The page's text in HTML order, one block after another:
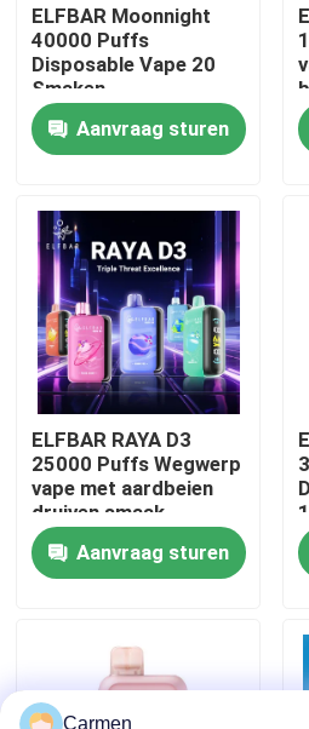
Thuis
Producten
Over ons
Fabrieksreis
Kwaliteitscontrole
Contacteer ons
Vraag een offerte aan
ELFBAR Vape
ELFBAR Moonnight
40000 Puffs
Disposable Vape 20
Smaken
Aanvraag sturen
ELFBAR RAYA D3
25000 Puffs Wegwerp
vape met aardbeien
druiven smaak
Aanvraag sturen
Carmen